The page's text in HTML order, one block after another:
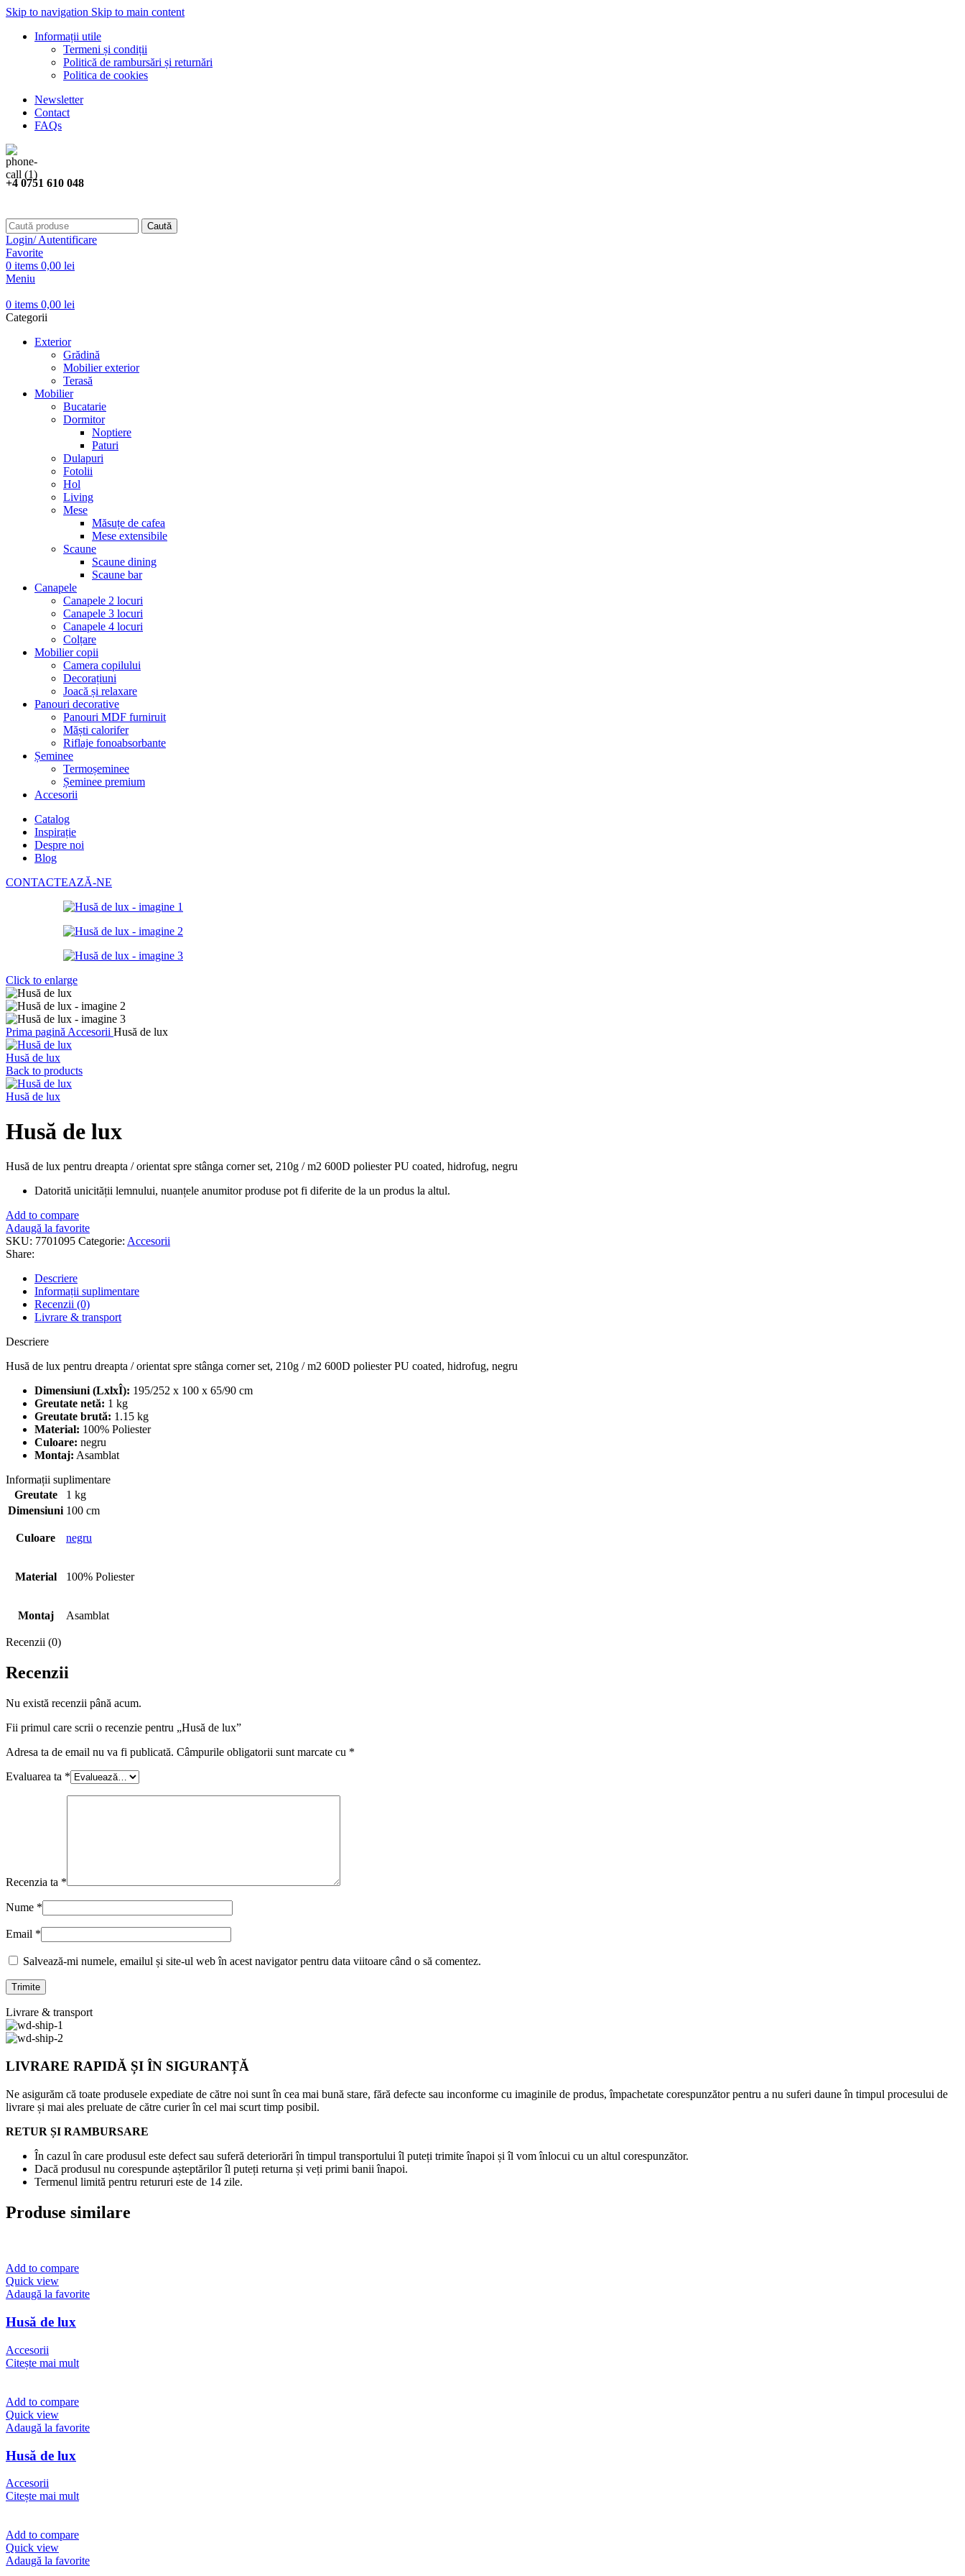
Skip to navigation Skip to main content
Informații utile
Termeni și condiții
Politică de rambursări și returnări
Politica de cookies
Newsletter
Contact
FAQs
+4 0751 610 048
Caută
Login/ Autentificare
Favorite
0 items 0,00 lei
Meniu
0 items 0,00 lei
Categorii
Exterior
Grădină
Mobilier exterior
Terasă
Mobilier
Bucatarie
Dormitor
Noptiere
Paturi
Dulapuri
Fotolii
Hol
Living
Mese
Măsuțe de cafea
Mese extensibile
Scaune
Scaune dining
Scaune bar
Canapele
Canapele 2 locuri
Canapele 3 locuri
Canapele 4 locuri
Colțare
Mobilier copii
Camera copilului
Decorațiuni
Joacă și relaxare
Panouri decorative
Panouri MDF furniruit
Măști calorifer
Riflaje fonoabsorbante
Șeminee
Termoșeminee
Șeminee premium
Accesorii
Catalog
Inspirație
Despre noi
Blog
CONTACTEAZĂ-NE
Click to enlarge
Prima pagină Accesorii Husă de lux
Husă de lux
Back to products
Husă de lux
Husă de lux
Husă de lux pentru dreapta / orientat spre stânga corner set, 210g / m2 600D poliester PU coated, hidrofug, negru
Datorită unicității lemnului, nuanțele anumitor produse pot fi diferite de la un produs la altul.
Add to compare
Adaugă la favorite
SKU: 7701095 Categorie: Accesorii
Share:
Descriere
Informații suplimentare
Recenzii (0)
Livrare & transport
Descriere
Husă de lux pentru dreapta / orientat spre stânga corner set, 210g / m2 600D poliester PU coated, hidrofug, negru
Dimensiuni (LxlxÎ): 195/252 x 100 x 65/90 cm
Greutate netă: 1 kg
Greutate brută: 1.15 kg
Material: 100% Poliester
Culoare: negru
Montaj: Asamblat
Informații suplimentare
Greutate
1 kg
Dimensiuni 100 cm
Culoare negru
Material 100% Poliester
Montaj Asamblat
Recenzii (0)
Recenzii
Nu există recenzii până acum.
Fii primul care scrii o recenzie pentru „Husă de lux”
Adresa ta de email nu va fi publicată. Câmpurile obligatorii sunt marcate cu *
Evaluarea ta *
Recenzia ta *
Nume *
Email *
Salvează-mi numele, emailul și site-ul web în acest navigator pentru data viitoare când o să comentez.
Livrare & transport
LIVRARE RAPIDĂ ȘI ÎN SIGURANȚĂ
Ne asigurăm că toate produsele expediate de către noi sunt în cea mai bună stare, fără defecte sau inconforme cu imaginile de produs, împachetate corespunzător pentru a nu suferi daune în timpul procesului de
livrare și mai ales preluate de către curier în cel mai scurt timp posibil.
RETUR ȘI RAMBURSARE
În cazul în care produsul este defect sau suferă deteriorări în timpul transportului îl puteți trimite înapoi și îl vom înlocui cu un altul corespunzător.
Dacă produsul nu corespunde așteptărilor îl puteți returna și veți primi banii înapoi.
Termenul limită pentru retururi este de 14 zile.
Produse similare
Add to compare
Quick view
Adaugă la favorite
Husă de lux
Accesorii
Citește mai mult
Add to compare
Quick view
Adaugă la favorite
Husă de lux
Accesorii
Citește mai mult
Add to compare
Quick view
Adaugă la favorite